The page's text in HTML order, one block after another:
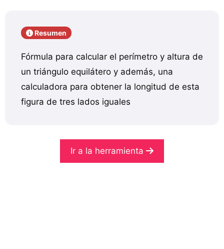
Resumen
Fórmula para calcular el perímetro y altura de
un triángulo equilátero y además, una
calculadora para obtener la longitud de esta
figura de tres lados iguales
Ir a la herramienta